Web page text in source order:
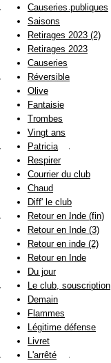
Causeries publiques
Saisons
Retirages 2023 (2)
Retirages 2023
Causeries
Réversible
Olive
Fantaisie
Trombes
Vingt ans
Patricia
Respirer
Courrier du club
Chaud
Diff' le club
Retour en Inde (fin)
Retour en Inde (3)
Retour en inde (2)
Retour en Inde
Du jour
Le club, souscription
Demain
Flammes
Légitime défense
Livret
L'arrêté